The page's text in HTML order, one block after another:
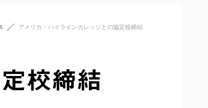
アメリカ・ハイラインカレッジとの協定校締結
校締結